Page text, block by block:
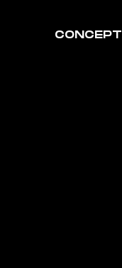
CONCEPT